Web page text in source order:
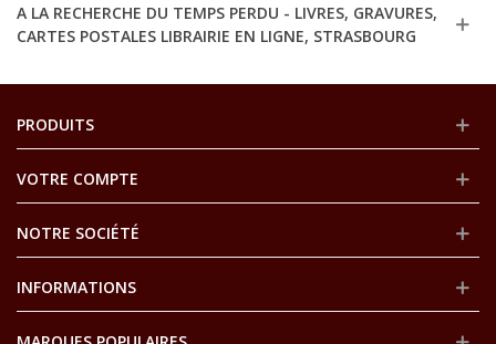
A LA RECHERCHE DU TEMPS PERDU - LIVRES, GRAVURES,
CARTES POSTALES LIBRAIRIE EN LIGNE, STRASBOURG
PRODUITS
VOTRE COMPTE
NOTRE SOCIÉTÉ
INFORMATIONS